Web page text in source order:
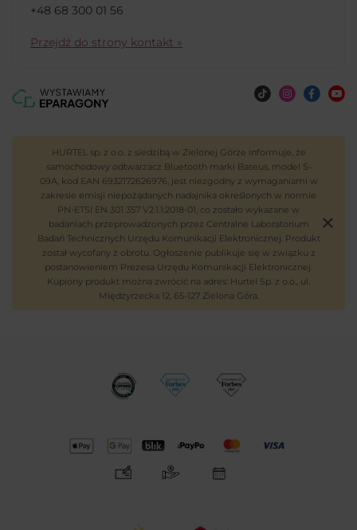
+48 68 300 01 56
Przejdź do strony kontakt »
HURTEL sp. z o.o. z siedzibą w Zielonej Górze informuje, że
samochodowy odtwarzacz Bluetooth marki Baseus, model S-
09A, kod EAN 6932172626976, jest niezgodny z wymaganiami w
zakresie emisji niepożądanych nadajnika określonych w normie
PN-ETSI EN 301 357 V2.1.1:2018-01, co zostało wykazane w
badaniach przeprowadzonych przez Centralne Laboratorium
Badań Technicznych Urzędu Komunikacji Elektronicznej. Produkt
został wycofany z obrotu. Ogłoszenie publikuje się w związku z
postanowieniem Prezesa Urzędu Komunikacji Elektronicznej.
Kupiony produkt można zwrócić na adres: Hurtel Sp. z o.o., ul.
Międzyrzecka 12, 65-127 Zielona Góra.